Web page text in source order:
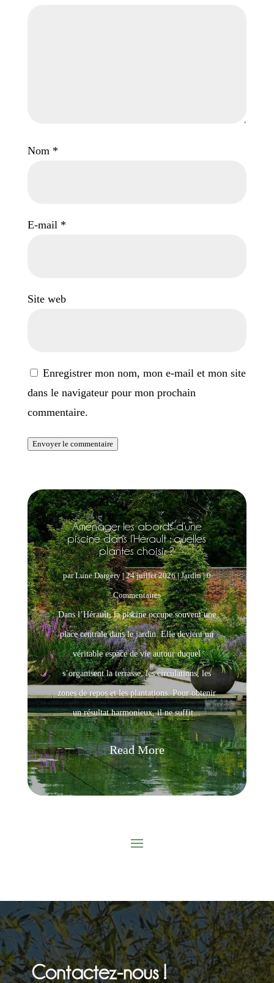
Nom *
E-mail *
Site web
Enregistrer mon nom, mon e-mail et mon site
dans le navigateur pour mon prochain
commentaire.
Envoyer le commentaire
Aménager les abords d’une
piscine dans l’Hérault : quelles
plantes choisir ?
parLune Dargery|24 juillet 2026|Jardin| 0
Commentaires
Dans l’Hérault, la piscine occupe souvent une
place centrale dans le jardin. Elle devient un
véritable espace de vie autour duquel
s’organisent la terrasse, les circulations, les
zones de repos et les plantations. Pour obtenir
un résultat harmonieux, il ne suffit...
Read More
Contactez-nous !